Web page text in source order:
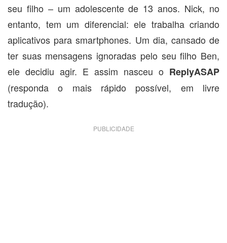
seu filho – um adolescente de 13 anos. Nick, no
entanto, tem um diferencial: ele trabalha criando
aplicativos para smartphones. Um dia, cansado de
ter suas mensagens ignoradas pelo seu filho Ben,
ele decidiu agir. E assim nasceu o ReplyASAP
(responda o mais rápido possível, em livre
tradução).
PUBLICIDADE